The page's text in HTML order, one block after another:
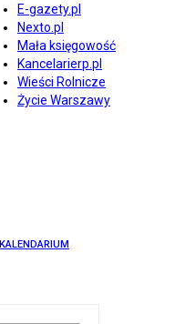
E-gazety.pl
Nexto.pl
Mała księgowość
Kancelarierp.pl
Wieści Rolnicze
Życie Warszawy
KALENDARIUM